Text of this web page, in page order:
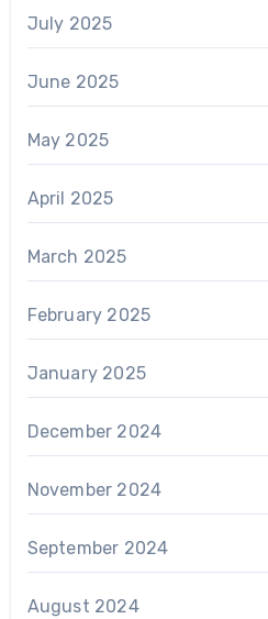
July 2025
June 2025
May 2025
April 2025
March 2025
February 2025
January 2025
December 2024
November 2024
September 2024
August 2024